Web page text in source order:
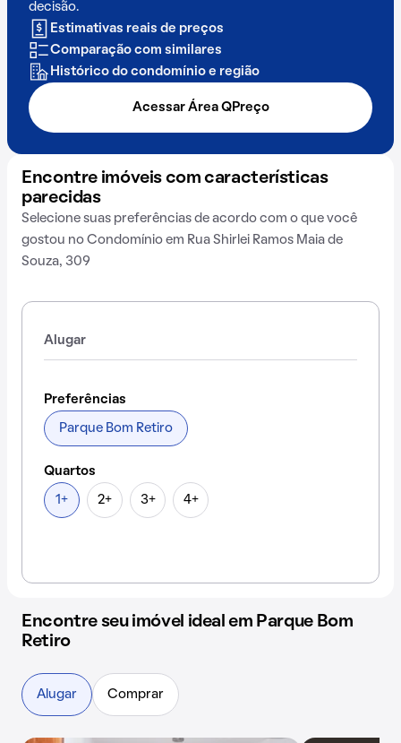
decisão.
Estimativas reais de preços
Comparação com similares
Histórico do condomínio e região
Acessar Área QPreço
Encontre imóveis com características
parecidas
Selecione suas preferências de acordo com o que você
gostou no Condomínio em Rua Shirlei Ramos Maia de
Souza, 309
Alugar
Preferências
Parque Bom Retiro
Quartos
1+ 2+ 3+ 4+
Encontre seu imóvel ideal em Parque Bom
Retiro
Alugar Comprar